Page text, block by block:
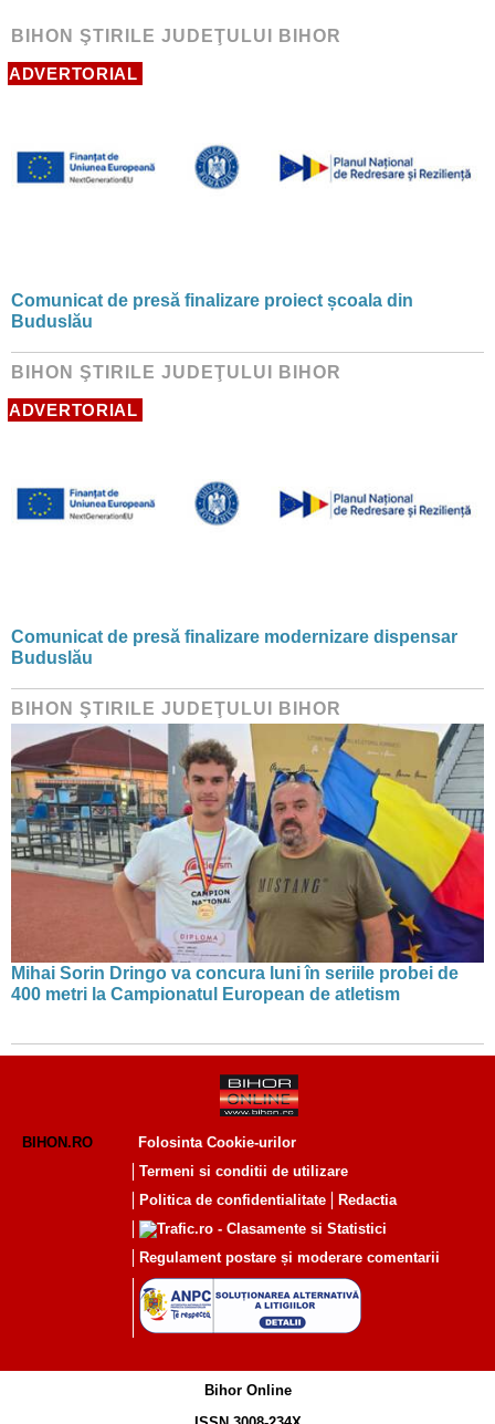
BIHON ŞTIRILE JUDEŢULUI BIHOR
ADVERTORIAL
Comunicat de presă finalizare proiect școala din
Buduslău
BIHON ŞTIRILE JUDEŢULUI BIHOR
ADVERTORIAL
Comunicat de presă finalizare modernizare dispensar
Buduslău
BIHON ŞTIRILE JUDEŢULUI BIHOR
Mihai Sorin Dringo va concura luni în seriile probei de
400 metri la Campionatul European de atletism
BIHON.RO
Folosinta Cookie-urilor
Termeni si conditii de utilizare
Politica de confidentialitate
Redactia
Regulament postare și moderare comentarii
Bihor Online